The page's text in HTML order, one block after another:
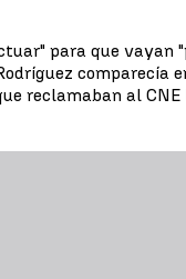
para que vayan
reclamaban al